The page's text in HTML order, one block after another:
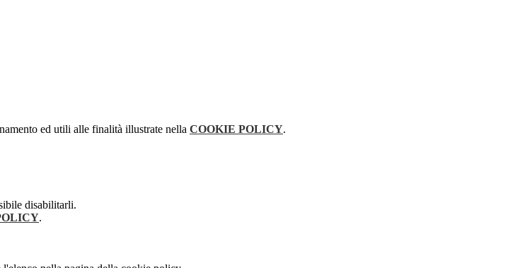
ed utili alle finalità illustrate nella COOKIE POLICY.
disabilitarli.
.